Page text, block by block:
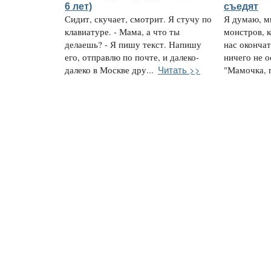
6 лет)
Сидит, скучает, смотрит. Я стучу по
клавиатуре. - Мама, а что ты
делаешь? - Я пишу текст. Напишу
его, отправлю по почте, и далеко-
далеко в Москве дру... Читать >>
съедят
Я думаю,
монстров,
нас
ничего не
"Мамочка,